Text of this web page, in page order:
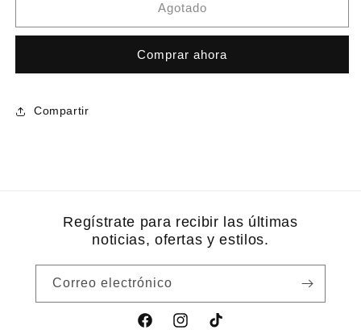
romero
romero
Agotado
Comprar ahora
Compartir
Regístrate para recibir las últimas
noticias, ofertas y estilos.
Correo electrónico